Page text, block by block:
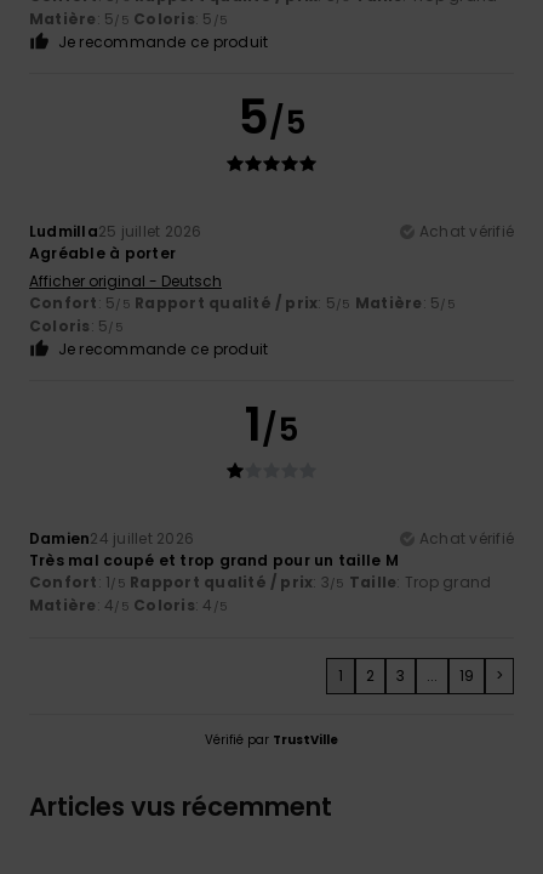
Matière: 5/5 Coloris: 5 /5
Je recommande ce produit
5/5
Ludmilla25 juillet 2026
Achat vérifié
Agréable à porter
Afficher original - Deutsch
Confort: 5/5 Rapport qualité / prix: 5/5 Matière: 5/5
Coloris: 5/5
Je recommande ce produit
1/5
Damien24 juillet 2026
Achat vérifié
Très mal coupé et trop grand pour un taille M
Confort: 1/5 Rapport qualité / prix: 3/5 Taille: Trop grand
Matière: 4/5 Coloris: 4 /5
1 2 3 ... 19 >
Vérifié par TrustVille
Articles vus récemment